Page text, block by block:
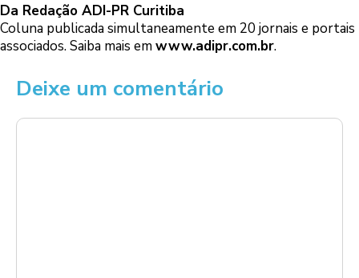
Da Redação ADI-PR Curitiba
Coluna publicada simultaneamente em 20 jornais e portais
associados. Saiba mais emwww.adipr.com.br.
Deixe um comentário
Comentário